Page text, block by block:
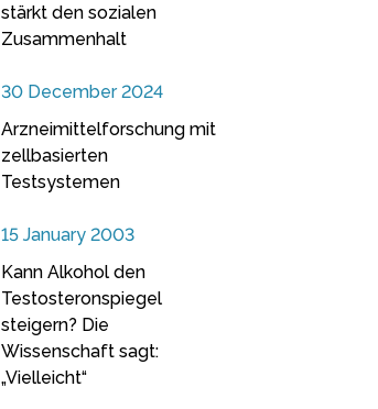
stärkt den sozialen
Zusammenhalt
30 December 2024
Arzneimittelforschung mit
zellbasierten
Testsystemen
15 January 2003
Kann Alkohol den
Testosteronspiegel
steigern? Die
Wissenschaft sagt:
„Vielleicht“